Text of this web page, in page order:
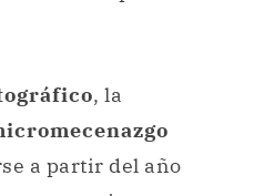
, la
a partir del año